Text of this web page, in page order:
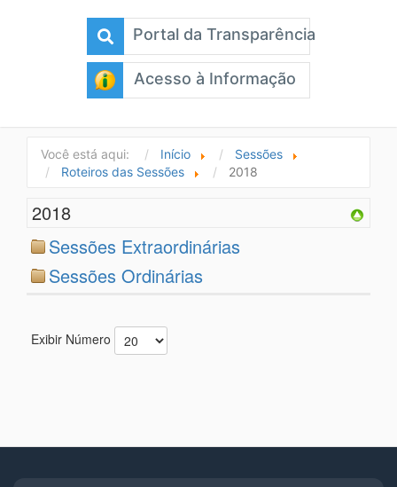
Portal da Transparência
Acesso à Informação
Você está aqui: Início
Sessões
Roteiros das Sessões
2018
2018
Sessões Extraordinárias
Sessões Ordinárias
Exibir Número